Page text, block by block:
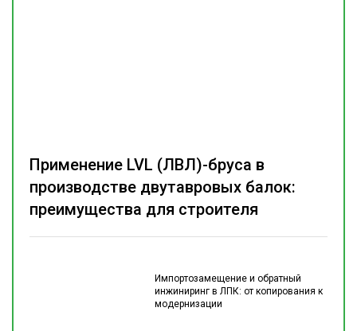
Импортозамещение и обратный
инжиниринг в ЛПК: от копирования к
модернизации
Применение LVL (ЛВЛ)-бруса в
производстве двутавровых балок:
преимущества для строителя